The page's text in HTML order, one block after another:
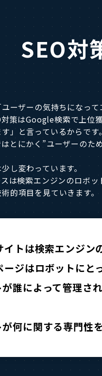
SEO対
ーザーの気持ちになっ
策はGoogle検索で上位
」と言っているからです。
とにかく”ユーザーのた
し変わっています。
は検索エンジンのロボッ
的項目を見ていきます。
イトは検索エンジン
ージはロボットにと
誰によって管理さ
何に関する専門性